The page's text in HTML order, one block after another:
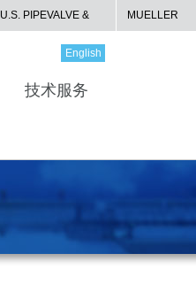
U.S. PIPEVALVE &
HYDRANT
MUELLER
English
技术服务